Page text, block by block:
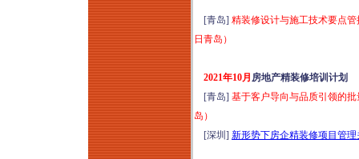
子”：新规2.0成都住
宅标杆项目研学（8
月13-14日成都）
新基建格局下工程项
目（DB&EPC）造价
管控、招采优化、结
算审计与争议破局高
级研修（2026年8月
[青岛] 精装修设计与施工技术要点
日青岛）
2021年10月 房地产精装修培训计划
[青岛] 基于客户导向与品质引领的
岛）
[深圳] 新形势下房企精装修项目管